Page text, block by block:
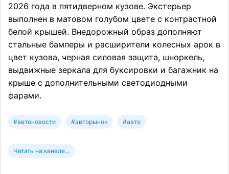
2026 года в пятидверном кузове. Экстерьер
выполнен в матовом голубом цвете с контрастной
белой крышей. Внедорожный образ дополняют
стальные бамперы и расширители колесных арок в
цвет кузова, черная силовая защита, шноркель,
выдвижные зеркала для буксировки и багажник на
крыше с дополнительными светодиодными
фарами.
#автоновости #авторынок #авто
Читать на канале...